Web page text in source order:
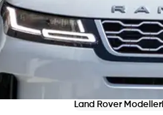
Land Rover Modelleri